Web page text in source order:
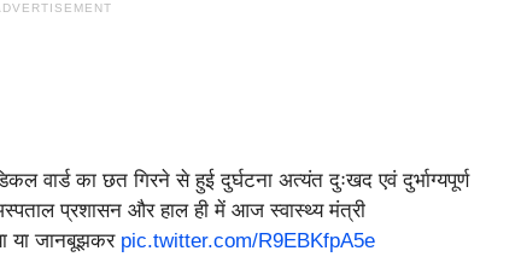
वार्ड का छत गिरने से हुई दुर्घटना अत्यंत दुःखद एवं दुर्भाग्यपूर्ण
प्रशासन और हाल ही में आज स्वास्थ्य मंत्री
या जानबूझकर pic.twitter.com/R9EBKfpA5e